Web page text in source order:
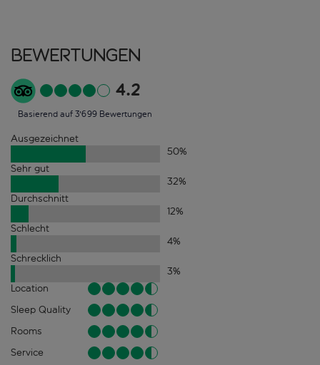
Bewertungen
4.2
Basierend auf 3'699 Bewertungen
Ausgezeichnet
50%
Sehr gut
32%
Durchschnitt
12%
Schlecht
4%
Schrecklich
3%
Location
Sleep Quality
Rooms
Service